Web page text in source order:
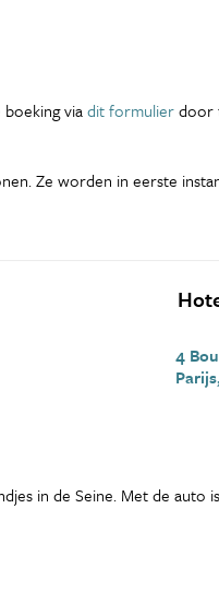
viadit formulierdoor
Ze worden in eerste
4
in de Seine. Met de